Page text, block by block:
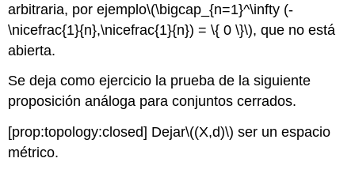
arbitraria, por ejemplo\(\bigcap_{n=1}^\infty (-
\nicefrac{1}{n},\nicefrac{1}{n}) = \{ 0 \}\), que no está
abierta.
Se deja como ejercicio la prueba de la siguiente
proposición análoga para conjuntos cerrados.
[prop:topology:closed] Dejar\((X,d)\) ser un espacio
métrico.